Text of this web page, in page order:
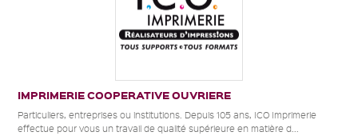
IMPRIMERIE COOPERATIVE OUVRIERE
Particuliers, entreprises ou institutions. Depuis 105 ans, ICO Imprimerie
effectue pour vous un travail de qualité supérieure en matière d...